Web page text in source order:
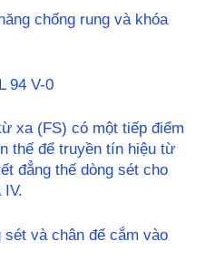
chống rung và khóa
94 V-0
xa (FS) có một tiếp điểm
thế để truyền tín hiệu từ
thế dòng sét cho
và chân đế cắm vào